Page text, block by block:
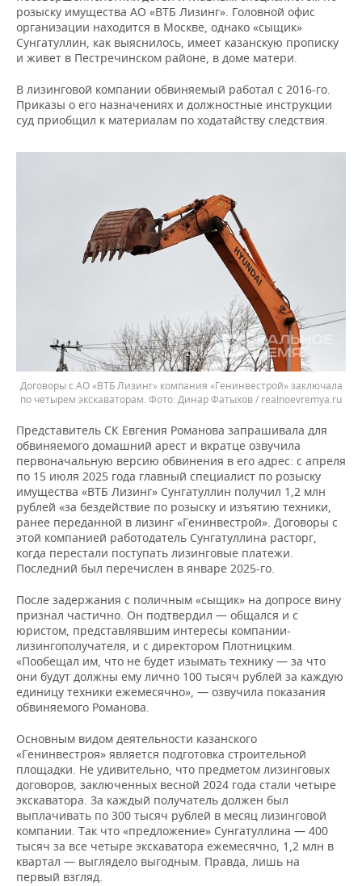
розыску имущества АО «ВТБ Лизинг». Головной офис
организации находится в Москве, однако «сыщик»
Сунгатуллин, как выяснилось, имеет казанскую прописку
и живет в Пестречинском районе, в доме матери.
В лизинговой компании обвиняемый работал с 2016-го.
Приказы о его назначениях и должностные инструкции
суд приобщил к материалам по ходатайству следствия.
Договоры с АО «ВТБ Лизинг» компания «Генинвестрой» заключала
по четырем экскаваторам.
Динар Фатыхов / realnoevremya.ru
Представитель СК Евгения Романова запрашивала для
обвиняемого домашний арест и вкратце озвучила
первоначальную версию обвинения в его адрес: с апреля
по 15 июля 2025 года главный специалист по розыску
имущества «ВТБ Лизинг» Сунгатуллин получил 1,2 млн
рублей «за бездействие по розыску и изъятию техники,
ранее переданной в лизинг «Генинвестрой». Договоры с
этой компанией работодатель Сунгатуллина расторг,
когда перестали поступать лизинговые платежи.
Последний был перечислен в январе 2025-го.
После задержания с поличным «сыщик» на допросе вину
признал частично. Он подтвердил — общался и с
юристом, представлявшим интересы компании-
лизингополучателя, и с директором Плотницким.
«Пообещал им, что не будет изымать технику — за что
они будут должны ему лично 100 тысяч рублей за каждую
единицу техники ежемесячно», — озвучила показания
обвиняемого Романова.
Основным видом деятельности казанского
«Генинвестроя» является подготовка строительной
площадки. Не удивительно, что предметом лизинговых
договоров, заключенных весной 2024 года стали четыре
экскаватора. За каждый получатель должен был
выплачивать по 300 тысяч рублей в месяц лизинговой
компании. Так что «предложение» Сунгатуллина — 400
тысяч за все четыре экскаватора ежемесячно, 1,2 млн в
квартал — выглядело выгодным. Правда, лишь на
первый взгляд.